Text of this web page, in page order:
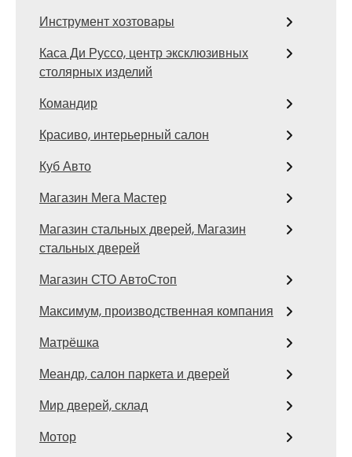
Инструмент хозтовары
Каса Ди Руссо, центр эксклюзивных
столярных изделий
Командир
Красиво, интерьерный салон
Куб Авто
Магазин Мега Мастер
Магазин стальных дверей, Магазин
стальных дверей
Магазин СТО АвтоСтоп
Максимум, производственная компания
Матрёшка
Меандр, салон паркета и дверей
Мир дверей, склад
Мотор